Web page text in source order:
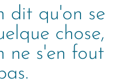
dit qu'on se
chose,
ne s'en fout